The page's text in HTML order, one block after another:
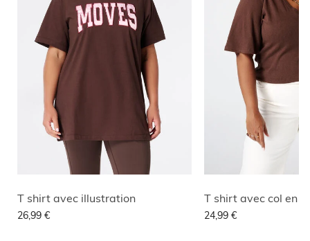
T shirt avec illustration
26,99 €
T shirt avec col en V
24,99 €